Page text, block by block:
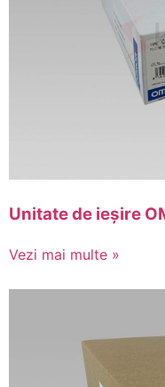
Unitate de ieșire
Vezi mai multe »